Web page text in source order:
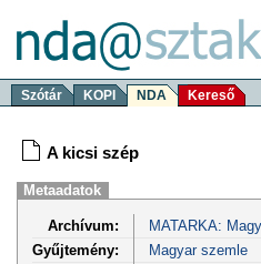
Szótár KOPI NDA Kereső
A kicsi szép
Metaadatok
Archívum:
MATARKA:
Gyűjtemény:
Magyar szemle